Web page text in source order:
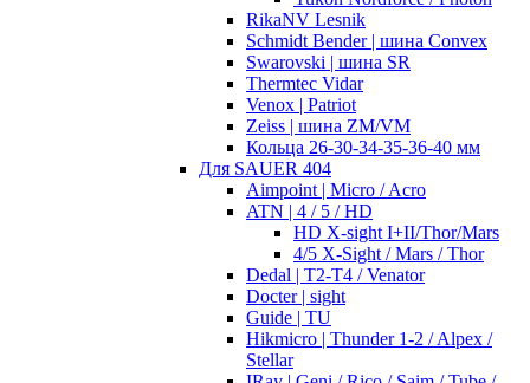
RikaNV Lesnik
Schmidt Bender | шина Convex
Swarovski | шина SR
Thermtec Vidar
Venox | Patriot
Zeiss | шина ZM/VM
Кольца 26-30-34-35-36-40 мм
Для SAUER 404
Aimpoint | Micro / Acro
ATN | 4 / 5 / HD
HD X-sight I+II/Thor/Mars
4/5 X-Sight / Mars / Thor
Dedal | T2-T4 / Venator
Docter | sight
Guide | TU
Hikmicro | Thunder 1-2 / Alpex /
Stellar